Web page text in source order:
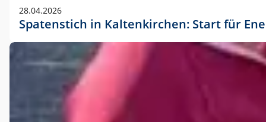
28.04.2026
Spatenstich in Kaltenkirchen: Start für